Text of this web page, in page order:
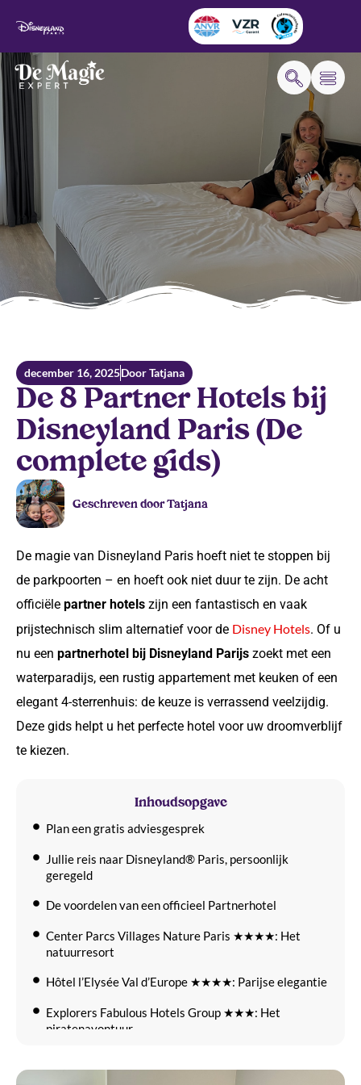
december 16, 2025Door Tatjana
De 8 Partner Hotels bij
Disneyland Paris (De
complete gids)
Geschreven door Tatjana
De magie van Disneyland Paris hoeft niet te stoppen bij
de parkpoorten – en hoeft ook niet duur te zijn. De acht
officiële partner hotels zijn een fantastisch en vaak
prijstechnisch slim alternatief voor de Disney Hotels. Of u
nu een partnerhotel bij Disneyland Parijs zoekt met een
waterparadijs, een rustig appartement met keuken of een
elegant 4-sterrenhuis: de keuze is verrassend veelzijdig.
Deze gids helpt u het perfecte hotel voor uw droomverblijf
te kiezen.
Inhoudsopgave
Plan een gratis adviesgesprek
Jullie reis naar Disneyland® Paris, persoonlijk
geregeld
De voordelen van een officieel Partnerhotel
Center Parcs Villages Nature Paris ★★★★: Het
natuurresort
Hôtel l’Elysée Val d’Europe ★★★★: Parijse elegantie
Explorers Fabulous Hotels Group ★★★: Het
piratenavontuur
flexibiliteit